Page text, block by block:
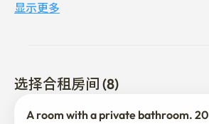
舒适宜人的居住空间
索霍与罗马住宿距离庆熙大学正门仅步
医疗中心则位于步行1分钟的距离内，
显示更多
选择合租房间 (8)
A room with a private bathroom.